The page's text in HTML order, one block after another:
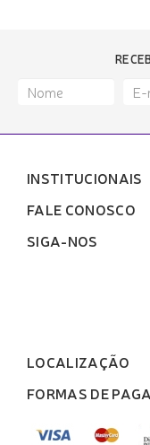
INSTITUCIONAIS
FALE CONOSCO
SIGA-NOS
LOCALIZAÇÃO
FORMAS DE